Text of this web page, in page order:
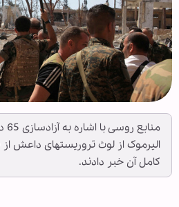
الیرموک از لوث تروریستهای داعش
کامل آن خبر دادند.